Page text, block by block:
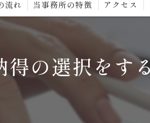
流れ 当事務所の特徴
企業法務
刑事事件
アクセス
の選択をす